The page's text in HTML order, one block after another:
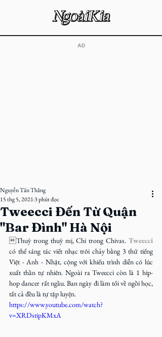
​AD
Tweecci Đến Từ Quận
"Bar Đình" Hà Nội
Nguyễn Tấn Thắng
15 thg 5, 20213 phút đọc
Thuỳ trong thuỳ mị, Chi trong Chivas. Tweecci
có thể sáng tác viết nhạc trôi chảy bằng 3 thứ tiếng
Việt - Anh - Nhật, cộng với khiếu trình diễn có lúc
xuất thần tự nhiên. Ngoài ra Tweecci còn là 1 hip-
hop dancer rất ngầu. Ban ngày đi làm tối về ngồi học,
tất cả đều là tự tập luyện.
https://www.youtube.com/watch?
v=XRDstipKMxA